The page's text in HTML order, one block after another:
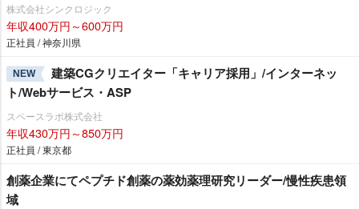
株式会社シンクロジック
年収400万円～600万円
正社員 / 神奈川県
NEW
建築CGクリエイター「キャリア採用」/インターネッ
ト/Webサービス・ASP
スペースラボ株式会社
年収430万円～850万円
正社員 / 東京都
創薬企業にてペプチド創薬の薬効薬理研究リーダー/慢性疾患領
域